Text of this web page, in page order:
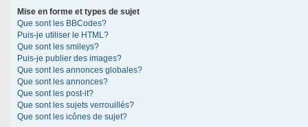
Mise en forme et types de sujet
Que sont les BBCodes?
Puis-je utiliser le HTML?
Que sont les smileys?
Puis-je publier des images?
Que sont les annonces globales?
Que sont les annonces?
Que sont les post-it?
Que sont les sujets verrouillés?
Que sont les icônes de sujet?